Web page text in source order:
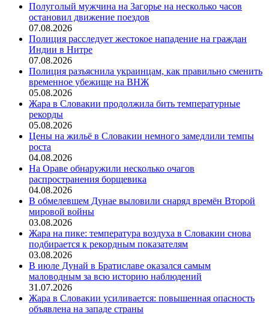
Полуголый мужчина на Загорье на несколько часов
остановил движение поездов
07.08.2026
Полиция расследует жестокое нападение на граждан
Индии в Нитре
07.08.2026
Полиция разъяснила украинцам, как правильно сменить
временное убежище на ВНЖ
05.08.2026
Жара в Словакии продолжила бить температурные
рекорды
05.08.2026
Цены на жильё в Словакии немного замедлили темпы
роста
04.08.2026
На Ораве обнаружили несколько очагов
распространения борщевика
04.08.2026
В обмелевшем Дунае выловили снаряд времён Второй
мировой войны
03.08.2026
Жара на пике: температура воздуха в Словакии снова
подбирается к рекордным показателям
03.08.2026
В июле Дунай в Братиславе оказался самым
маловодным за всю историю наблюдений
31.07.2026
Жара в Словакии усиливается: повышенная опасность
объявлена на западе страны